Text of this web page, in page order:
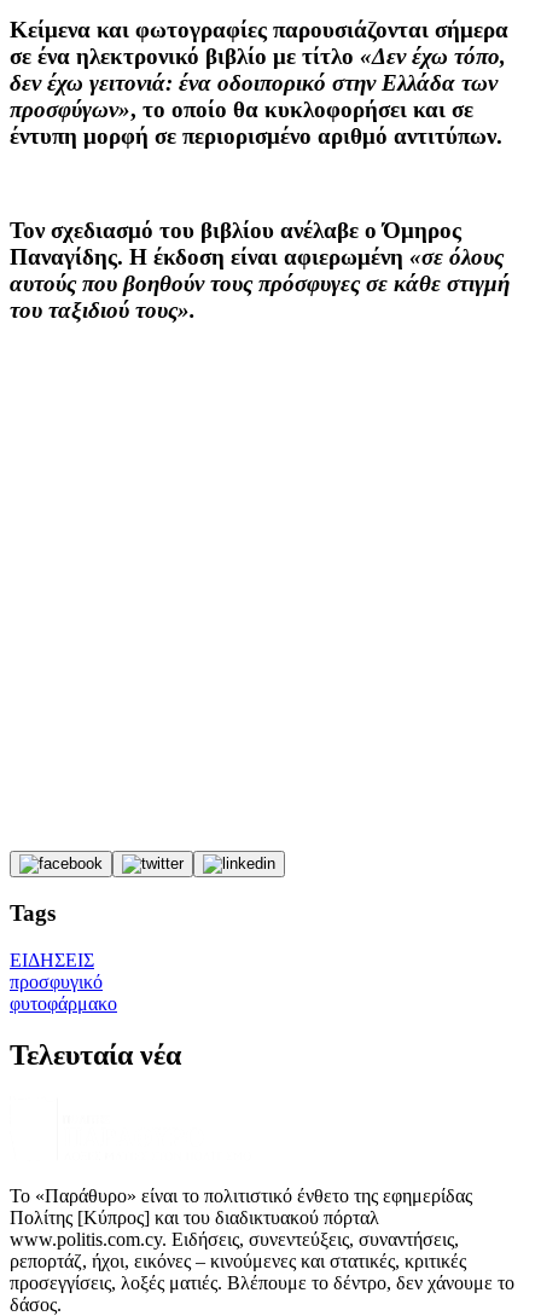
Κείμενα και φωτογραφίες παρουσιάζονται σήμερα
σε ένα ηλεκτρονικό βιβλίο με τίτλο «Δεν έχω τόπο,
δεν έχω γειτονιά: ένα οδοιπορικό στην Ελλάδα των
προσφύγων», το οποίο θα κυκλοφορήσει και σε
έντυπη μορφή σε περιορισμένο αριθμό αντιτύπων.
Τον σχεδιασμό του βιβλίου ανέλαβε ο Όμηρος
Παναγίδης. Η έκδοση είναι αφιερωμένη «σε όλους
αυτούς που βοηθούν τους πρόσφυγες σε κάθε στιγμή
του ταξιδιού τους».
Tags
ΕΙΔΗΣΕΙΣ
προσφυγικό
φυτοφάρμακο
Τελευταία νέα
Το «Παράθυρο» είναι το πολιτιστικό ένθετο της εφημερίδας
Πολίτης [Κύπρος] και του διαδικτυακού πόρταλ
www.politis.com.cy. Ειδήσεις, συνεντεύξεις, συναντήσεις,
ρεπορτάζ, ήχοι, εικόνες – κινούμενες και στατικές, κριτικές
προσεγγίσεις, λοξές ματιές. Βλέπουμε το δέντρο, δεν χάνουμε το
δάσος.